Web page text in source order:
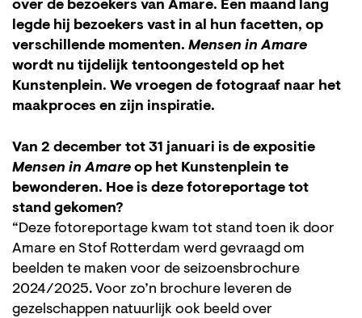
over de bezoekers van Amare. Een maand lang
legde hij bezoekers vast in al hun facetten, op
verschillende momenten. Mensen in Amare
wordt nu tijdelijk tentoongesteld op het
Kunstenplein. We vroegen de fotograaf naar het
maakproces en zijn inspiratie.
Van 2 december tot 31 januari is de expositie
Mensen in Amare op het Kunstenplein te
bewonderen. Hoe is deze fotoreportage tot
stand gekomen?
“Deze fotoreportage kwam tot stand toen ik door
Amare en Stof Rotterdam werd gevraagd om
beelden te maken voor de seizoensbrochure
2024/2025. Voor zo’n brochure leveren de
gezelschappen natuurlijk ook beeld over